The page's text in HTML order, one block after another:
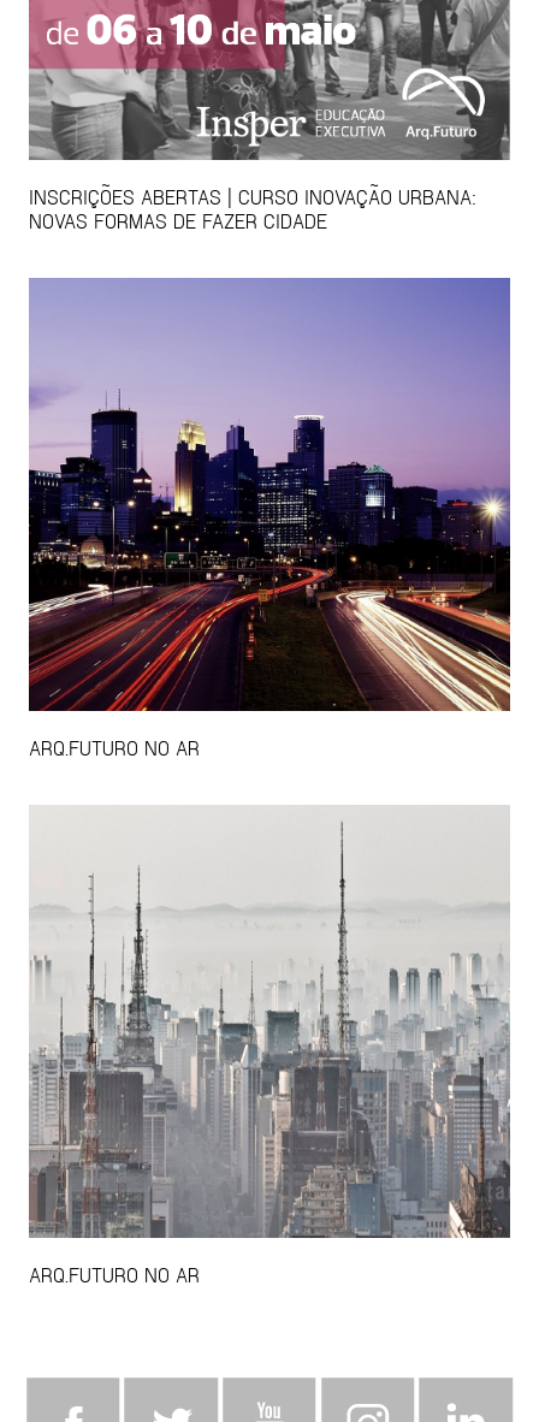
INSCRIÇÕES ABERTAS | CURSO INOVAÇÃO URBANA:
NOVAS FORMAS DE FAZER CIDADE
ARQ.FUTURO NO AR
ARQ.FUTURO NO AR